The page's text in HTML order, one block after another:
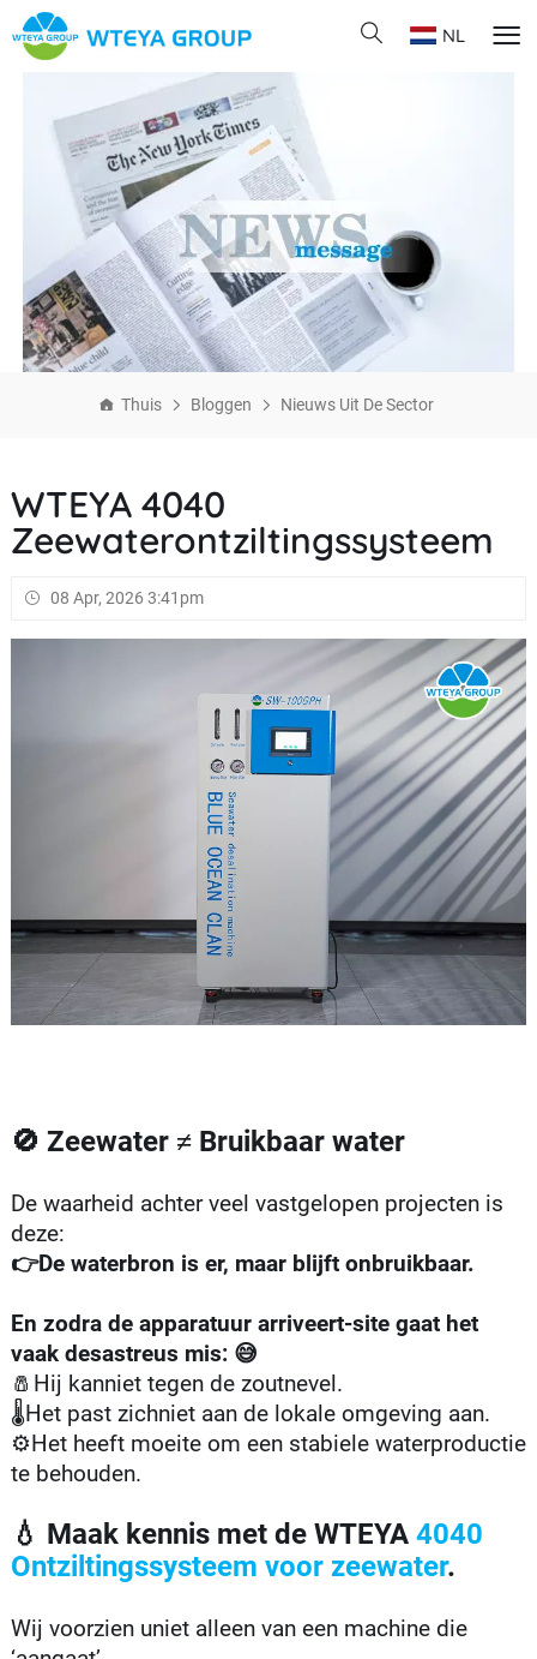
NL
Thuis Bloggen Nieuws Uit De Sector
WTEYA 4040
Zeewaterontziltingssysteem
08 Apr, 2026 3:41pm
🚫 Zeewater ≠ Bruikbaar water
De waarheid achter veel vastgelopen projecten is
deze:
👉De waterbron is er, maar blijft onbruikbaar.
En zodra de apparatuur arriveert-site gaat het
vaak desastreus mis: 😅
🧂Hij kanniet tegen de zoutnevel.
🌡️Het past zichniet aan de lokale omgeving aan.
⚙️Het heeft moeite om een ​​stabiele waterproductie
te behouden.
💧 Maak kennis met de WTEYA 4040
Ontziltingssysteem voor zeewater.
Wij voorzien uniet alleen van een machine die